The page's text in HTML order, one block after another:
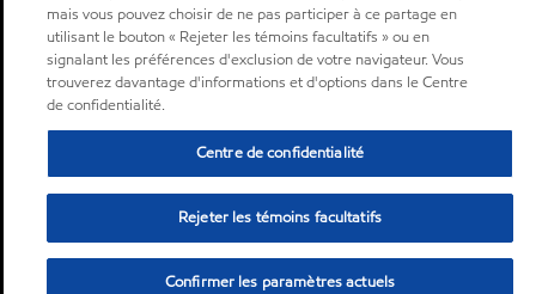
mais vous pouvez choisir de ne pas participer à ce partage en
utilisant le bouton « Rejeter les témoins facultatifs » ou en
signalant les préférences d'exclusion de votre navigateur. Vous
trouverez davantage d'informations et d'options dans le Centre
de confidentialité.
Centre de confidentialité
Rejeter les témoins facultatifs
Confirmer les paramètres actuels